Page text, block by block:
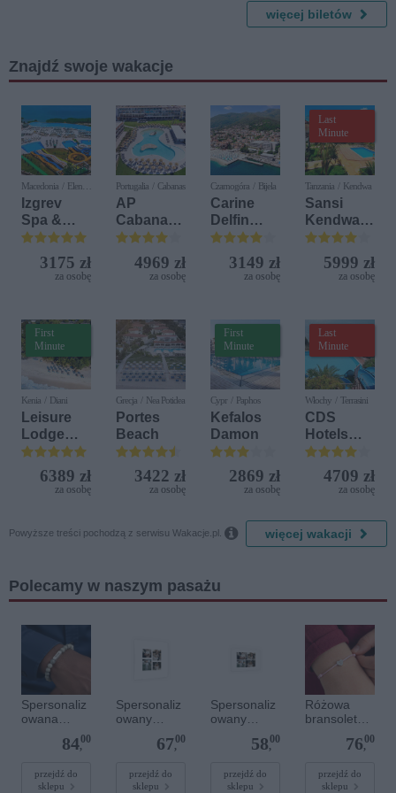
więcej biletów
Znajdź swoje wakacje
Macedonia / Elen
Kamen
Izgrev
Spa &
Aquapark
3175 zł
za osobę
Portugalia / Cabanas
AP
Cabanas
Beach &
Nature
4969 zł
za osobę
Czarnogóra / Bijela
Carine
Delfin
Bijela (ex.
Iberostar
Bijela
3149 zł
za osobę
Last
Minute
Tanzania / Kendwa
Sansi
Kendwa
Beach
Resort
5999 zł
za osobę
First
Minute
Kenia / Diani
Leisure
Lodge
Beach &
Golf
Resort by
6389 zł
za osobę
Grecja / Nea Potidea
Portes
Beach
3422 zł
za osobę
First
Minute
Cypr / Paphos
Kefalos
Damon
2869 zł
za osobę
Last
Minute
Włochy / Terrasini
CDS
Hotels
Terrasini
(ex. Citta
del Mare)
4709 zł
za osobę
Powyższe treści pochodzą z serwisu Wakacje.pl.  więcej wakacji
Polecamy w naszym pasażu
Spersonaliz
owana
bransoletka
szlachetnym
i - Szary - M
84,
00
przejdź do
sklepu
Spersonaliz
owany
plakat - 40 x
67,
00
przejdź do
sklepu
Spersonaliz
owany
plakat - 30 x
58,
00
przejdź do
sklepu
Różowa
bransoletka
dla dzieci -
owana -
Srebrne
76,
00
przejdź do
sklepu